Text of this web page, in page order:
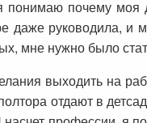
почему
даже
мне нужно было
выходить на
отдают в